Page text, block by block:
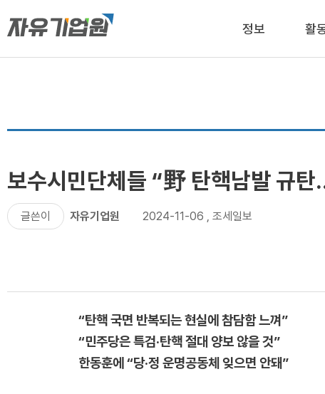
정보 활
보수시민단체들 “野 탄핵남발 규
글쓴이 자유기업원 2024-11-06 , 조세일보
“탄핵 국면 반복되는 현실에 참담함 느껴”
“민주당은 특검·탄핵 절대 양보 않을 것”
한동훈에 “당·정 운명공동체 잊으면 안돼”